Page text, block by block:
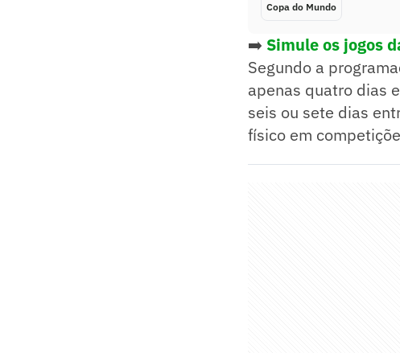
Copa do Mundo
➡️ Simule os jogos
Segundo a
apenas quatro dias
seis ou sete dias
físico em